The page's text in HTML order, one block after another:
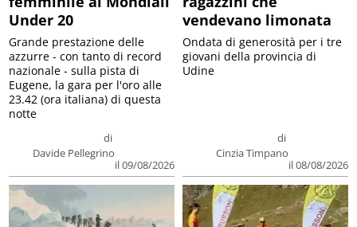
Under 20
di
Davide Pellegrino
il 09/08/2026
Grande prestazione delle
azzurre - con tanto di record
nazionale - sulla pista di
Eugene, la gara per l'oro alle
23.42 (ora italiana) di questa
notte
vendevano limonata
di
Cinzia Timpano
il 08/08/2026
Ondata di generosità per i tre
giovani della provincia di
Udine